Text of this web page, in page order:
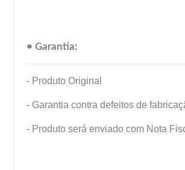
• Garantia:
- Produto Original
- Garantia contra defeitos de
- Produto será enviado com Nota